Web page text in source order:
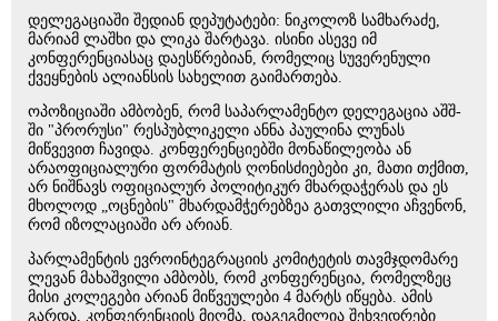
დელეგაციაში შედიან დეპუტატები: ნიკოლოზ სამხარაძე,
მარიამ ლაშხი და ლიკა შარტავა. ისინი ასევე იმ
კონფერენციასაც დაესწრებიან, რომელიც სუვერენული
ქვეყნების ალიანსის სახელით გაიმართება.
ოპოზიციაში ამბობენ, რომ საპარლამენტო დელეგაცია აშშ-
ში "პრორუსი" რესპუბლიკელი ანნა პაულინა ლუნას
მიწვევით ჩავიდა. კონფერენციებში მონაწილეობა ან
არაოფიციალური ფორმატის ღონისძიებები კი, მათი თქმით,
არ ნიშნავს ოფიციალურ პოლიტიკურ მხარდაჭერას და ეს
მხოლოდ „ოცნების" მხარდამჭერებზეა გათვლილი აჩვენონ,
რომ იზოლაციაში არ არიან.
პარლამენტის ევროინტეგრაციის კომიტეტის თავმჯდომარე
ლევან მახაშვილი ამბობს, რომ კონფერენცია, რომელზეც
მისი კოლეგები არიან მიწვეულები 4 მარტს იწყება. ამის
გარდა, კონფერენციის მიღმა, დაგეგმილია შეხვედრები